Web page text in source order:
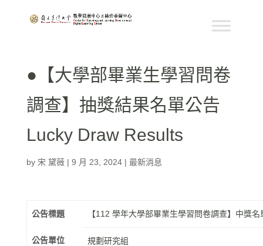
●【大學部畢業生學習問卷
調查】抽獎結果名單公告
Lucky Draw Results
by 宋 黛薇| 9 月 23, 2024| 最新消息
公告標題 【112 學年大學部畢業生學習問卷調查】中獎名
公告單位 規劃研究組